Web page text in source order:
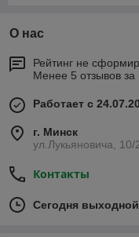
О нас
Рейтинг не
Менее 5 отзывов за
Работает с
г. Минск
ул.Лукьяновича,
Контакты
Сегодня выходной